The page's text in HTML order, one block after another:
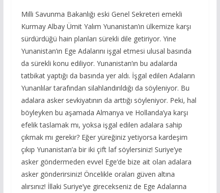
Milli Savunma Bakanlığı eski Genel Sekreteri emekli
Kurmay Albay Ümit Yalım Yunanistan’ın ülkemize karşı
sürdürdüğü hain planları sürekli dile getiriyor. Yine
Yunanistan’ın Ege Adalarını işgal etmesi ulusal basında
da sürekli konu ediliyor. Yunanistan’ın bu adalarda
tatbikat yaptığı da basında yer aldı. İşgal edilen Adaların
Yunanlılar tarafından silahlandırıldığı da söyleniyor. Bu
adalara asker sevkiyatının da arttığı söyleniyor. Peki, hal
böyleyken bu aşamada Almanya ve Hollanda’ya karşı
efelik taslamak mı, yoksa işgal edilen adalara sahip
çıkmak mı gerekir? Eğer yüreğiniz yetiyorsa kardeşim
çıkıp Yunanistan’a bir iki çift laf söylersiniz! Suriye’ye
asker göndermeden evvel Ege’de bize ait olan adalara
asker gönderirsiniz! Öncelikle oraları güven altına
alırsınız! İllaki Suriye’ye girecekseniz de Ege Adalarına